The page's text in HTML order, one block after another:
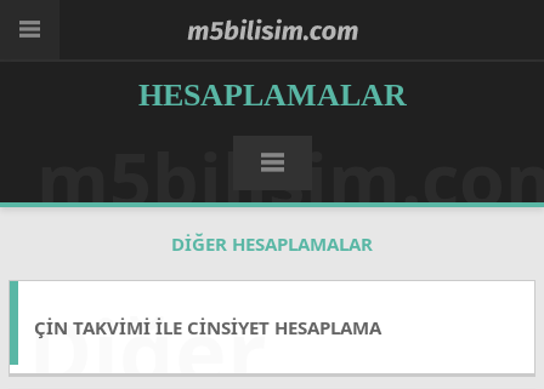
HESAPLAMALAR
DIĞER HESAPLAMALAR
Diğer
ÇIN TAKVIMI ILE CINSIYET HESAPLAMA